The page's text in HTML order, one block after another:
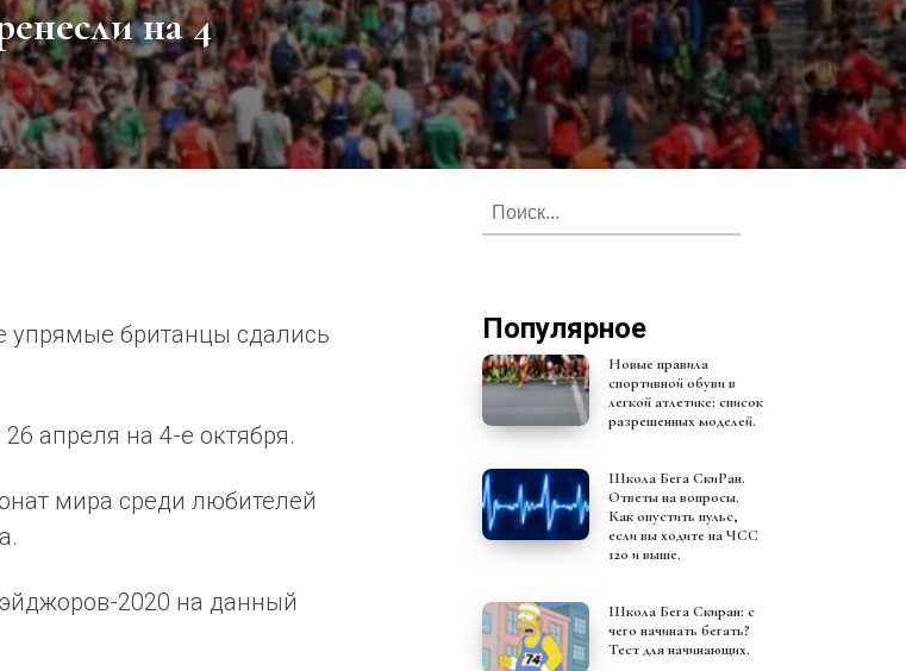
упрямые британцы сдались
апреля на 4-е октября.
мира среди любителей
2020 на данный
Популярное
Новые правила
спортивной обуви в
легкой атлетике: список
разрешенных моделей.
Школа Бега СкиРан.
Ответы на вопросы.
Как опустить пульс,
если вы ходите на ЧСС
120 и выше.
Школа Бега Скиран: с
чего начинать бегать?
Тест для начинающих.